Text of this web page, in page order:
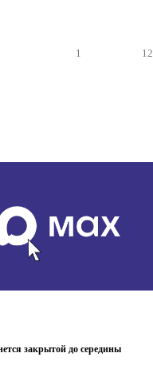
1 12
закрытой до середины